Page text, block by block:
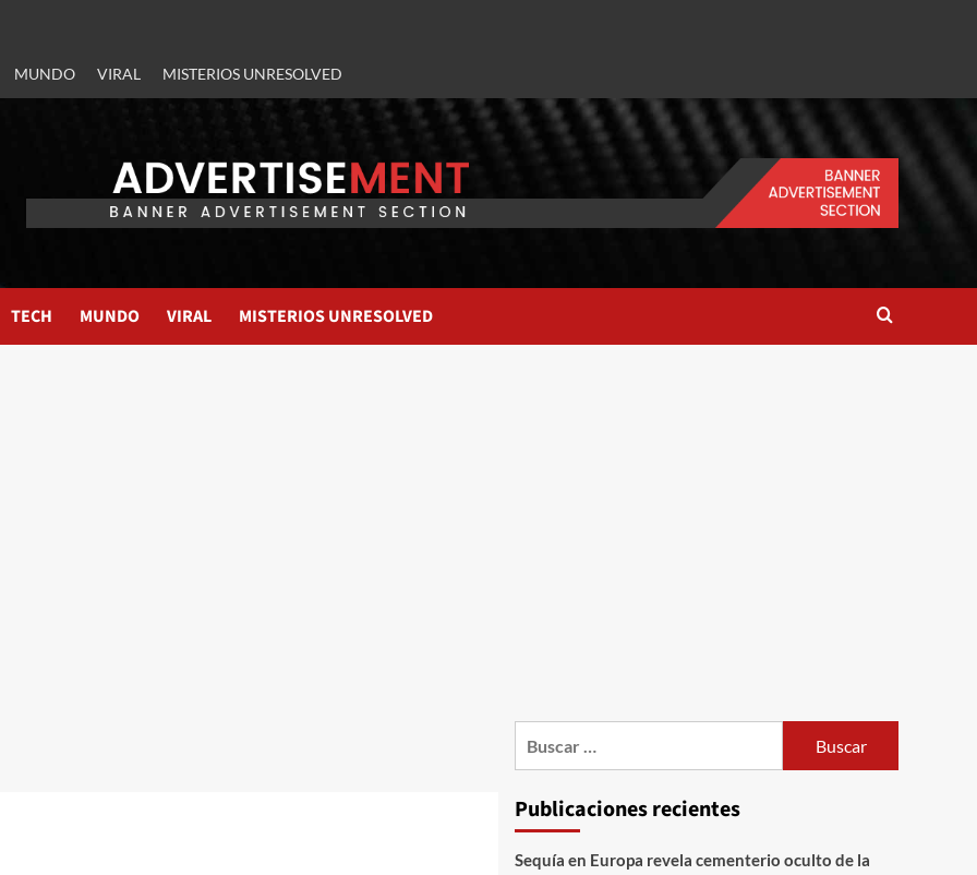
MUNDO VIRAL MISTERIOS UNRESOLVED
TECH MUNDO VIRAL MISTERIOS UNRESOLVED
Publicaciones recientes
Sequía en Europa revela cementerio oculto de la